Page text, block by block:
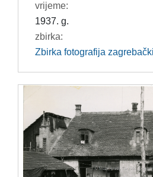
vrijeme:
1937. g.
zbirka:
Zbirka fotografija